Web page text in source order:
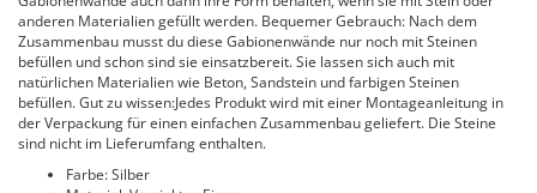
anderen Materialien gefüllt werden. Bequemer Gebrauch: Nach dem
Zusammenbau musst du diese Gabionenwände nur noch mit Steinen
befüllen und schon sind sie einsatzbereit. Sie lassen sich auch mit
natürlichen Materialien wie Beton, Sandstein und farbigen Steinen
befüllen. Gut zu wissen:Jedes Produkt wird mit einer Montageanleitung in
der Verpackung für einen einfachen Zusammenbau geliefert. Die Steine
sind nicht im Lieferumfang enthalten.
Farbe: Silber